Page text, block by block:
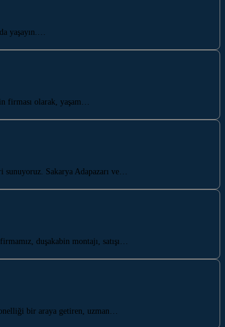
yaşayın.…
firması olarak, yaşam…
sunuyoruz. Sakarya Adapazarı ve…
duşakabin montajı, satışı…
bir araya getiren, uzman…